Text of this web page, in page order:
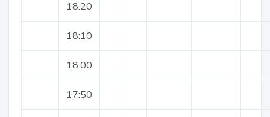
18:20
18:10
18:00
17:50